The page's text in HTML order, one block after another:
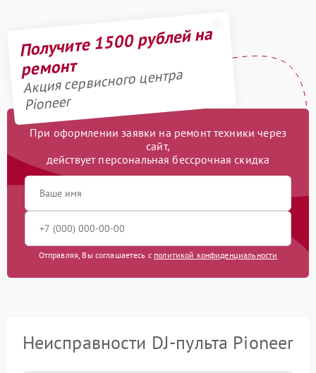
Получите 1500 рублей на
ремонт
Акция сервисного центра
Pioneer
При оформлении заявки на ремонт техники через
сайт,
действует персональная бессрочная скидка
Отправляя, Вы соглашаетесь с политикой конфиденциальности
Неисправности DJ-пульта Pioneer